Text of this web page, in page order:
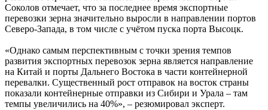
Соколов отмечает, что за последнее время экспортные
перевозки зерна значительно выросли в направлении портов
Северо-Запада, в том числе с учётом пуска порта Высоцк.
«Однако самым перспективным с точки зрения темпов
развития экспортных перевозок зерна является направление
на Китай и порты Дальнего Востока в части контейнерной
перевалки. Существенный рост отправок на восток страны
показали контейнерные отправки из Сибири и Урала – там
темпы увеличились на 40%», – резюмировал эксперт.